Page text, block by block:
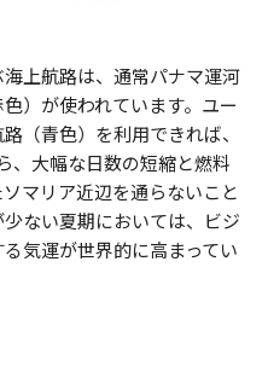
上航路は、通常パナマ運河
）が使われています。ユー
（青色）を利用できれば、
、大幅な日数の短縮と燃料
マリア近辺を通らないこと
ない夏期においては、ビジ
気運が世界的に高まってい